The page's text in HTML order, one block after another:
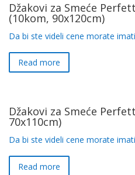
Džakovi za Smeće
(10kom, 90x120cm)
Da bi ste videli cene morate
Read more
Džakovi za Smeće
70x110cm)
Da bi ste videli cene morate
Read more